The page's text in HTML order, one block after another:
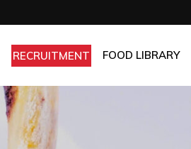
RECRUITMENT FOOD LIBRARY